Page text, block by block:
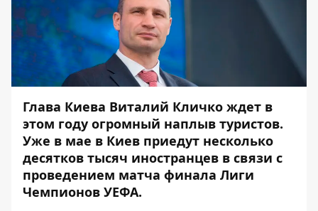
Глава Киева Виталий Кличко ждет в
этом году огромный наплыв туристов.
Уже в мае в Киев приедут несколько
десятков тысяч иностранцев в связи с
проведением матча финала Лиги
Чемпионов УЕФА.